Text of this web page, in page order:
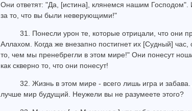
Они ответят: "Да, [истина], клянемся нашим Господом".
за то, что вы были неверующими!"
31. Понесли урон те, которые отрицали, что они
Аллахом. Когда же внезапно постигнет их [Судный] час,
то, чем мы пренебрегли в этом мире!" Они понесут
как скверно то, что они понесут!
32. Жизнь в этом мире - всего лишь игра и забава.
лучше мир будущий. Неужели вы не разумеете этого?